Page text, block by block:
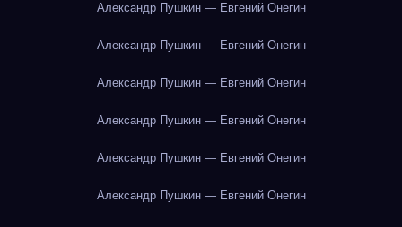
Александр Пушкин — Евгений Онегин
Александр Пушкин — Евгений Онегин
Александр Пушкин — Евгений Онегин
Александр Пушкин — Евгений Онегин
Александр Пушкин — Евгений Онегин
Александр Пушкин — Евгений Онегин